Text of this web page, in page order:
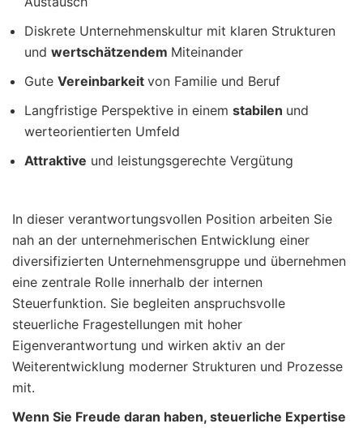
Diskrete Unternehmenskultur mit klaren Strukturen
und wertschätzendem Miteinander
Gute Vereinbarkeit von Familie und Beruf
Langfristige Perspektive in einem stabilen und
werteorientierten Umfeld
Attraktive und leistungsgerechte Vergütung
In dieser verantwortungsvollen Position arbeiten Sie
nah an der unternehmerischen Entwicklung einer
diversifizierten Unternehmensgruppe und übernehmen
eine zentrale Rolle innerhalb der internen
Steuerfunktion. Sie begleiten anspruchsvolle
steuerliche Fragestellungen mit hoher
Eigenverantwortung und wirken aktiv an der
Weiterentwicklung moderner Strukturen und Prozesse
mit.
Wenn Sie Freude daran haben, steuerliche Expertise